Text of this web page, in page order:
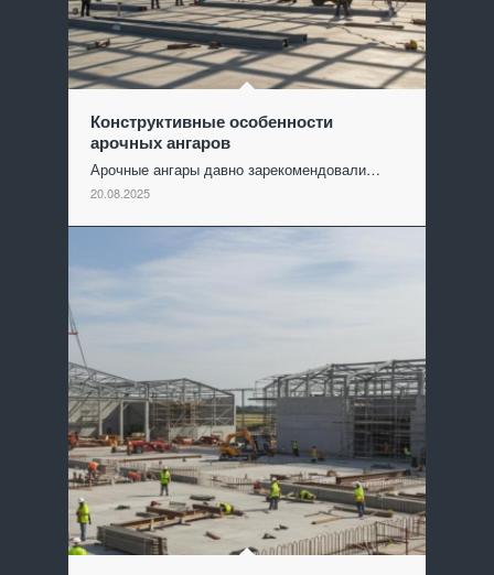
Конструктивные особенности
арочных ангаров
Арочные ангары давно зарекомендовали…
20.08.2025